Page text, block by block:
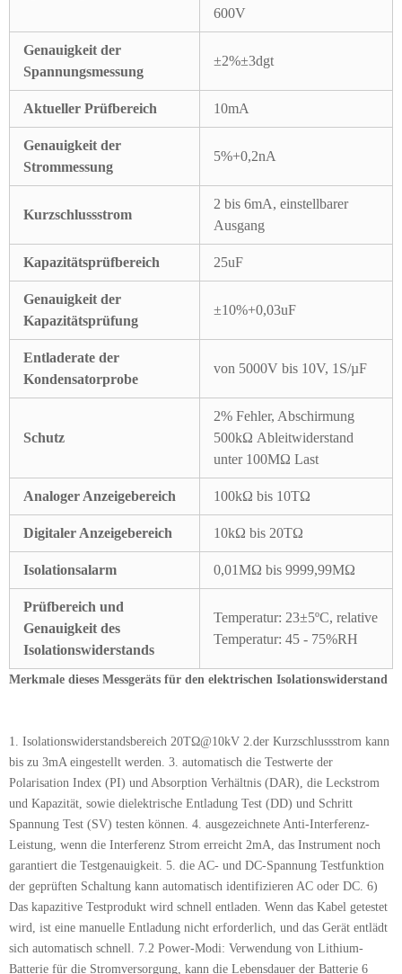
600V
Genauigkeit der
Spannungsmessung
±2%±3dgt
Aktueller Prüfbereich 10mA
Genauigkeit der
Strommessung
5%+0,2nA
Kurzschlussstrom
2 bis 6mA, einstellbarer
Ausgang
Kapazitätsprüfbereich 25uF
Genauigkeit der
Kapazitätsprüfung
±10%+0,03uF
Entladerate der
Kondensatorprobe
von 5000V bis 10V, 1S/µF
Schutz
2% Fehler, Abschirmung
500kΩ Ableitwiderstand
unter 100MΩ Last
Analoger Anzeigebereich 100kΩ bis 10TΩ
Digitaler Anzeigebereich 10kΩ bis 20TΩ
Isolationsalarm 0,01MΩ bis 9999,99MΩ
Prüfbereich und
Genauigkeit des
Isolationswiderstands
Temperatur: 23±5ºC, relative
Temperatur: 45 - 75%RH
Merkmale dieses Messgeräts für den elektrischen Isolationswiderstand
1. Isolationswiderstandsbereich 20TΩ@10kV 2.der Kurzschlussstrom kann
bis zu 3mA eingestellt werden. 3. automatisch die Testwerte der
Polarisation Index (PI) und Absorption Verhältnis (DAR), die Leckstrom
und Kapazität, sowie dielektrische Entladung Test (DD) und Schritt
Spannung Test (SV) testen können. 4. ausgezeichnete Anti-Interferenz-
Leistung, wenn die Interferenz Strom erreicht 2mA, das Instrument noch
garantiert die Testgenauigkeit. 5. die AC- und DC-Spannung Testfunktion
der geprüften Schaltung kann automatisch identifizieren AC oder DC. 6)
Das kapazitive Testprodukt wird schnell entladen. Wenn das Kabel getestet
wird, ist eine manuelle Entladung nicht erforderlich, und das Gerät entlädt
sich automatisch schnell. 7.2 Power-Modi: Verwendung von Lithium-
Batterie für die Stromversorgung, kann die Lebensdauer der Batterie 6